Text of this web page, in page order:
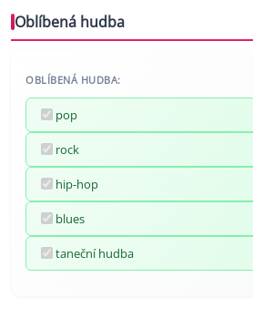
Oblíbená hudba
OBLÍBENÁ HUDBA:
pop
rock
hip-hop
blues
taneční hudba